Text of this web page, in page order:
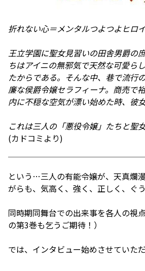
折れない心＝メンタルつよつよヒロ
王立学園に聖女見習いの田舎男爵の
ちはアイニの無邪気で天然な可愛ら
たからである。そんな中、巷で流行
廉な侯爵令嬢セラフィーナ。商売で
内に不穏な空気が漂い始めた時、彼
これは三人の「悪役令嬢」たちと
(カドコミより)
という…三人の有能令嬢が、天真爛
がらも、気高く、強く、正しく、ぐ
同時期同舞台での出来事を各人の視
の第3巻も乞うご期待！）
では、インタビュー始めさせていただ